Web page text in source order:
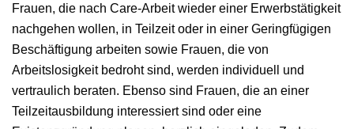
Frauen, die nach Care-Arbeit wieder einer Erwerbstätigkeit
nachgehen wollen, in Teilzeit oder in einer Geringfügigen
Beschäftigung arbeiten sowie Frauen, die von
Arbeitslosigkeit bedroht sind, werden individuell und
vertraulich beraten. Ebenso sind Frauen, die an einer
Teilzeitausbildung interessiert sind oder eine